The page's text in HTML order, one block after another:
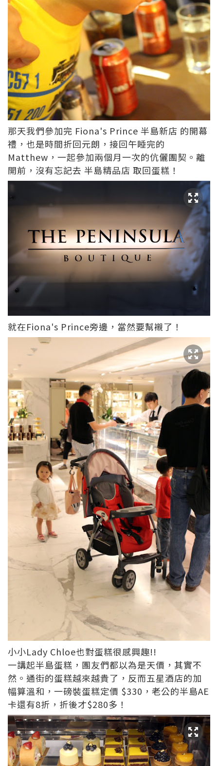
那天我們參加完 Fiona's Prince 半島新店 的開幕
禮，也是時間折回元朗，接回午睡完的
Matthew，一起參加兩個月一次的伉儷團契。離
開前，沒有忘記去 半島精品店 取回蛋糕！
就在Fiona's Prince旁邊，當然要幫襯了！
小小Lady Chloe也對蛋糕很感興趣!!
一講起半島蛋糕，團友們都以為是天價，其實不
然。通街的蛋糕越來越貴了，反而五星酒店的加
幅算溫和，一磅裝蛋糕定價 $330，老公的半島AE
卡還有8折，折後才$280多！